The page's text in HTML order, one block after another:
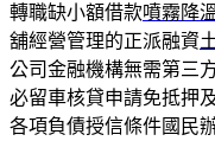
轉職缺小額借款噴霧降
舖經營管理的正派融資
公司金融機構無需第三
必留車核貸申請免抵押
各項負債授信條件國民